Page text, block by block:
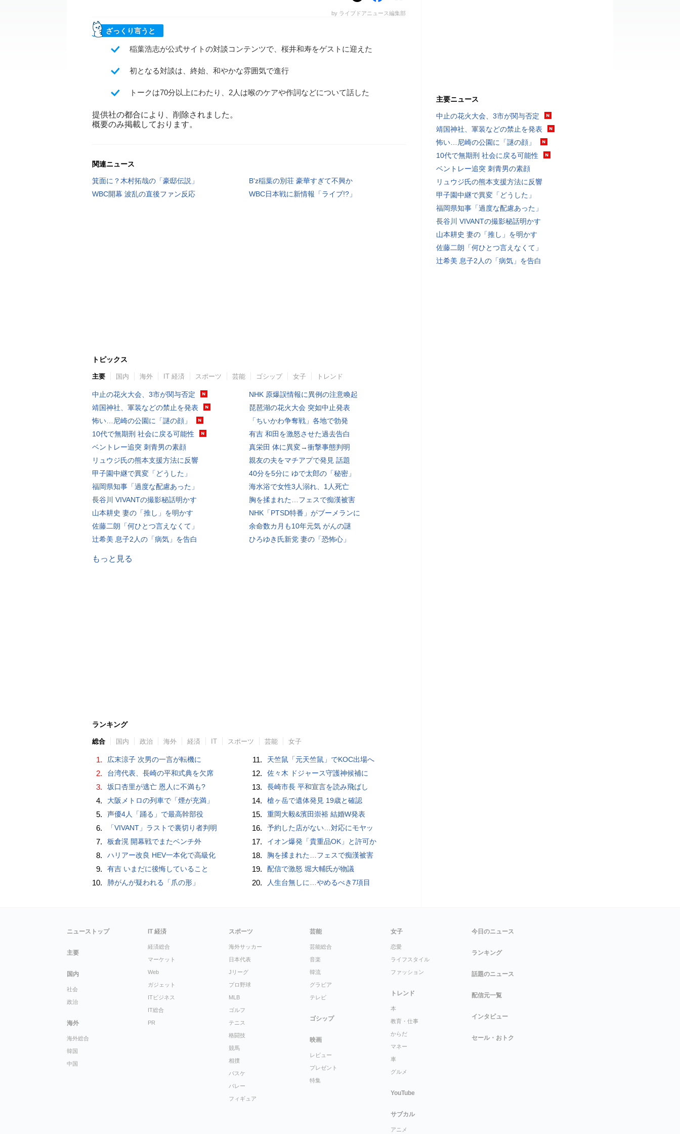
by ライブドアニュース編集部
ざっくり言うと
稲葉浩志が公式サイトの対談コンテンツで、桜井和寿をゲストに迎えた
初となる対談は、終始、和やかな雰囲気で進行
トークは70分以上にわたり、2人は喉のケアや作詞などについて話した
提供社の都合により、削除されました。
概要のみ掲載しております。
関連ニュース
箕面に？木村拓哉の「豪邸伝説」
B'z稲葉の別荘 豪華すぎて不興か
WBC開幕 波乱の直後ファン反応
WBC日本戦に新情報「ライブ!?」
トピックス
主要 国内 海外 IT 経済 スポーツ 芸能 ゴシップ 女子 トレンド
中止の花火大会、3市が関与否定
靖国神社、軍装などの禁止を発表
怖い…尼崎の公園に「謎の顔」
10代で無期刑 社会に戻る可能性
ベントレー追突 刺青男の素顔
リュウジ氏の熊本支援方法に反響
甲子園中継で異変「どうした」
福岡県知事「過度な配慮あった」
長谷川 VIVANTの撮影秘話明かす
山本耕史 妻の「推し」を明かす
佐藤二朗「何ひとつ言えなくて」
辻希美 息子2人の「病気」を告白
NHK 原爆誤情報に異例の注意喚起
琵琶湖の花火大会 突如中止発表
「ちいかわ争奪戦」各地で勃発
有吉 和田を激怒させた過去告白
真栄田 体に異変→衝撃事態判明
親友の夫をマチアプで発見 話題
40分を5分に ゆで太郎の「秘密」
海水浴で女性3人溺れ、1人死亡
胸を揉まれた…フェスで痴漢被害
NHK「PTSD特番」がブーメランに
余命数カ月も10年元気 がんの謎
ひろゆき氏新党 妻の「恐怖心」
もっと見る
ランキング
総合 国内 政治 海外 経済 IT スポーツ 芸能 女子
1. 広末涼子 次男の一言が転機に
2. 台湾代表、長崎の平和式典を欠席
3. 坂口杏里が逃亡 恩人に不満も?
4. 大阪メトロの列車で「煙が充満」
5. 声優4人「踊る」で最高幹部役
6. 「VIVANT」ラストで裏切り者判明
7. 板倉滉 開幕戦でまたベンチ外
8. ハリアー改良 HEV一本化で高級化
9. 有吉 いまだに後悔していること
10. 肺がんが疑われる「爪の形」
11. 天竺鼠「元天竺鼠」でKOC出場へ
12. 佐々木 ドジャース守護神候補に
13. 長崎市長 平和宣言を読み飛ばし
14. 槍ヶ岳で遺体発見 19歳と確認
15. 重岡大毅&濱田崇裕 結婚W発表
16. 予約した店がない…対応にモヤッ
17. イオン爆発「貴重品OK」と許可か
18. 胸を揉まれた…フェスで痴漢被害
19. 配信で激怒 堀大輔氏が物議
20. 人生台無しに…やめるべき7項目
主要ニュース
中止の花火大会、3市が関与否定
靖国神社、軍装などの禁止を発表
怖い…尼崎の公園に「謎の顔」
10代で無期刑 社会に戻る可能性
ベントレー追突 刺青男の素顔
リュウジ氏の熊本支援方法に反響
甲子園中継で異変「どうした」
福岡県知事「過度な配慮あった」
長谷川 VIVANTの撮影秘話明かす
山本耕史 妻の「推し」を明かす
佐藤二朗「何ひとつ言えなくて」
辻希美 息子2人の「病気」を告白
ニューストップ
主要
国内
社会
政治
海外
海外総合
韓国
中国
IT 経済
経済総合
マーケット
Web
ガジェット
ITビジネス
IT総合
PR
スポーツ
海外サッカー
日本代表
Jリーグ
プロ野球
MLB
ゴルフ
テニス
格闘技
競馬
相撲
バスケ
バレー
フィギュア
芸能
芸能総合
音楽
韓流
グラビア
テレビ
ゴシップ
映画
レビュー
プレゼント
特集
女子
恋愛
ライフスタイル
ファッション
トレンド
本
教育・仕事
からだ
マネー
車
グルメ
YouTube
サブカル
アニメ
今日のニュース
ランキング
話題のニュース
配信元一覧
インタビュー
セール・おトク